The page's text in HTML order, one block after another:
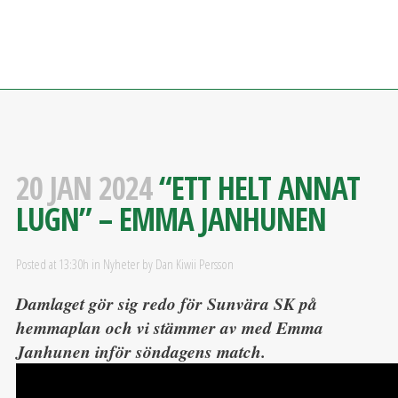
20 JAN 2024“ETT HELT ANNAT
LUGN” – EMMA JANHUNEN
Posted at 13:30h in Nyheter by Dan Kiwii Persson
Damlaget gör sig redo för Sunvära SK på
hemmaplan och vi stämmer av med Emma
Janhunen inför söndagens match.